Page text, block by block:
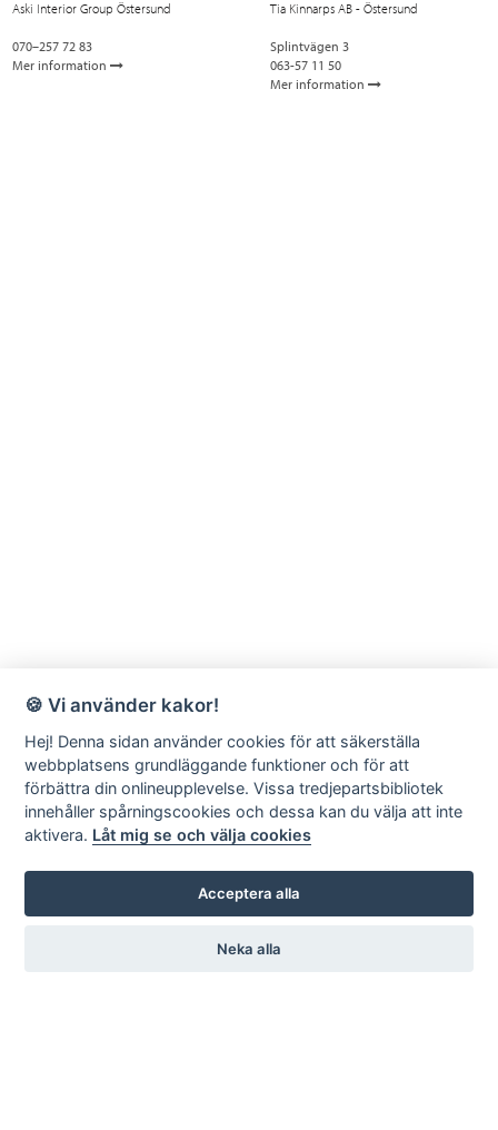
Aski Interior Group Östersund
070–257 72 83
Mer information
Tia Kinnarps AB - Östersund
Splintvägen 3
063-57 11 50
Mer information
🍪 Vi använder kakor!
Hej! Denna sidan använder cookies för att säkerställa
webbplatsens grundläggande funktioner och för att
förbättra din onlineupplevelse. Vissa tredjepartsbibliotek
innehåller spårningscookies och dessa kan du välja att inte
aktivera. Låt mig se och välja cookies
Acceptera alla
Neka alla